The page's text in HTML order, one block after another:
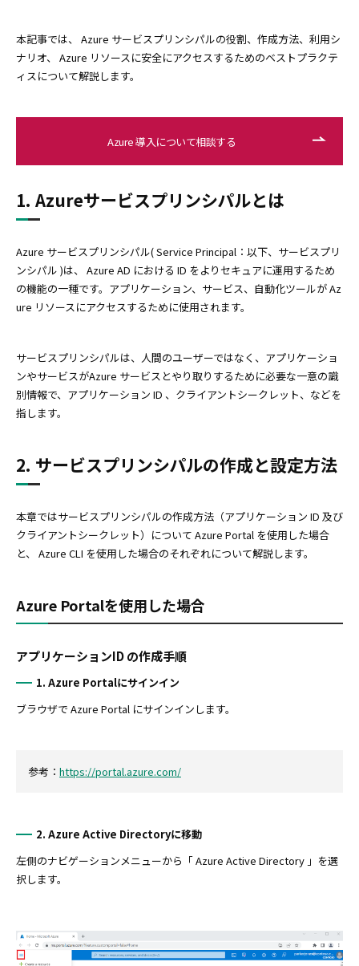
本記事では、 Azure サービスプリンシパルの役割、作成方法、利用シ
ナリオ、 Azure リソースに安全にアクセスするためのベストプラクテ
ィスについて解説します。
Azure 導入について相談する
1. Azureサービスプリンシパルとは
Azure サービスプリンシパル( Service Principal：以下、サービスプリ
ンシパル )は、 Azure AD における ID をよりセキュアに運用するため
の機能の一種です。アプリケーション、サービス、自動化ツールが Az
ure リソースにアクセスするために使用されます。
サービスプリンシパルは、人間のユーザーではなく、アプリケーショ
ンやサービスがAzure サービスとやり取りするために必要な一意の識
別情報で、アプリケーション ID 、クライアントシークレット、などを
指します。
2. サービスプリンシパルの作成と設定方法
本章ではサービスプリンシパルの作成方法（アプリケーション ID 及び
クライアントシークレット）について Azure Portal を使用した場合
と、 Azure CLI を使用した場合のそれぞれについて解説します。
Azure Portalを使用した場合
アプリケーションID の作成手順
1. Azure Portalにサインイン
ブラウザで Azure Portal にサインインします。
参考： https://portal.azure.com/
2. Azure Active Directoryに移動
左側のナビゲーションメニューから「 Azure Active Directory 」を選
択します。